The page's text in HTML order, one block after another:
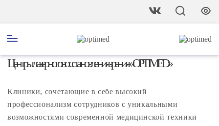
Центры лазерного восстановления зрения «OPTIMED»
Клиники, сочетающие в себе высокий
профессионализм сотрудников с уникальными
возможностями современной медицинской техники